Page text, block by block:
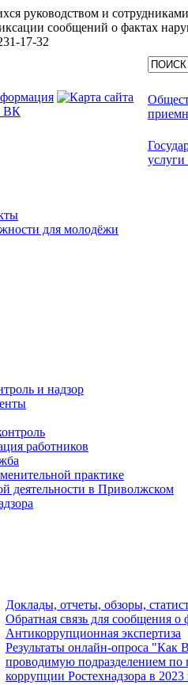
руководством и
сообщений о фактах
17-32
услуги
для молодёжи
и надзор
работников
практике
деятельности в Приволжском
Доклады, отчеты, обзоры,
Обратная связь для сообщения о
Антикоррупционная экспертиза
Результаты онлайн-опроса "Как
проводимую подразделением по
коррупции Ростехнадзора в 2023